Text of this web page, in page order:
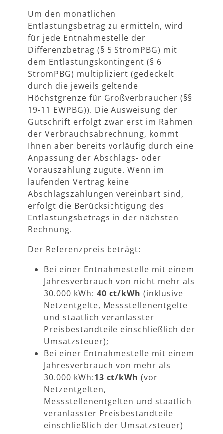
Um den monatlichen
Entlastungsbetrag zu ermitteln, wird
für jede Entnahmestelle der
Differenzbetrag (§ 5 StromPBG) mit
dem Entlastungskontingent (§ 6
StromPBG) multipliziert (gedeckelt
durch die jeweils geltende
Höchstgrenze für Großverbraucher (§§
19-11 EWPBG)). Die Ausweisung der
Gutschrift erfolgt zwar erst im Rahmen
der Verbrauchsabrechnung, kommt
Ihnen aber bereits vorläufig durch eine
Anpassung der Abschlags- oder
Vorauszahlung zugute. Wenn im
laufenden Vertrag keine
Abschlagszahlungen vereinbart sind,
erfolgt die Berücksichtigung des
Entlastungsbetrags in der nächsten
Rechnung.
Der Referenzpreis beträgt:
Bei einer Entnahmestelle mit einem
Jahresverbrauch von nicht mehr als
30.000 kWh: 40 ct/kWh (inklusive
Netzentgelte, Messstellenentgelte
und staatlich veranlasster
Preisbestandteile einschließlich der
Umsatzsteuer);
Bei einer Entnahmestelle mit einem
Jahresverbrauch von mehr als
30.000 kWh:13 ct/kWh (vor
Netzentgelten,
Messstellenentgelten und staatlich
veranlasster Preisbestandteile
einschließlich der Umsatzsteuer)